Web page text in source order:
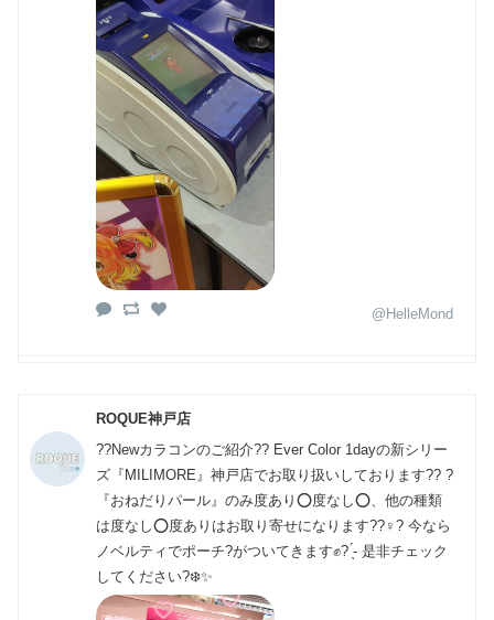
@HelleMond
ROQUE神戸店
??Newカラコンのご紹介?? Ever Color 1dayの新シリー
ズ『MILIMORE』神戸店でお取り扱いしております︎?? ?
『おねだりパール』のみ度あり⭕️度なし⭕️、他の種類
は度なし⭕️度ありはお取り寄せになります??‍♀️? 今なら
ノベルティでポーチ?がついてきます✊? ̖́- 是非チェック
してください?‍❄️✨